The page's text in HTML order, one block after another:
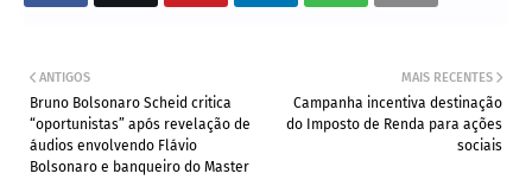
MAIS RECENTES
Campanha incentiva destinação
do Imposto de Renda para ações
sociais
ANTIGOS
Bruno Bolsonaro Scheid critica
“oportunistas” após revelação de
áudios envolvendo Flávio
Bolsonaro e banqueiro do Master